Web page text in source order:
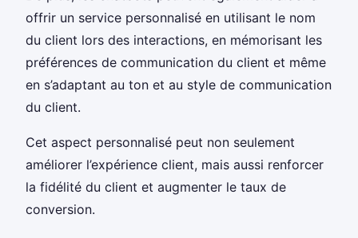
offrir un service personnalisé en utilisant le nom
du client lors des interactions, en mémorisant les
préférences de communication du client et même
en s’adaptant au ton et au style de communication
du client.
Cet aspect personnalisé peut non seulement
améliorer l’expérience client, mais aussi renforcer
la fidélité du client et augmenter le taux de
conversion.